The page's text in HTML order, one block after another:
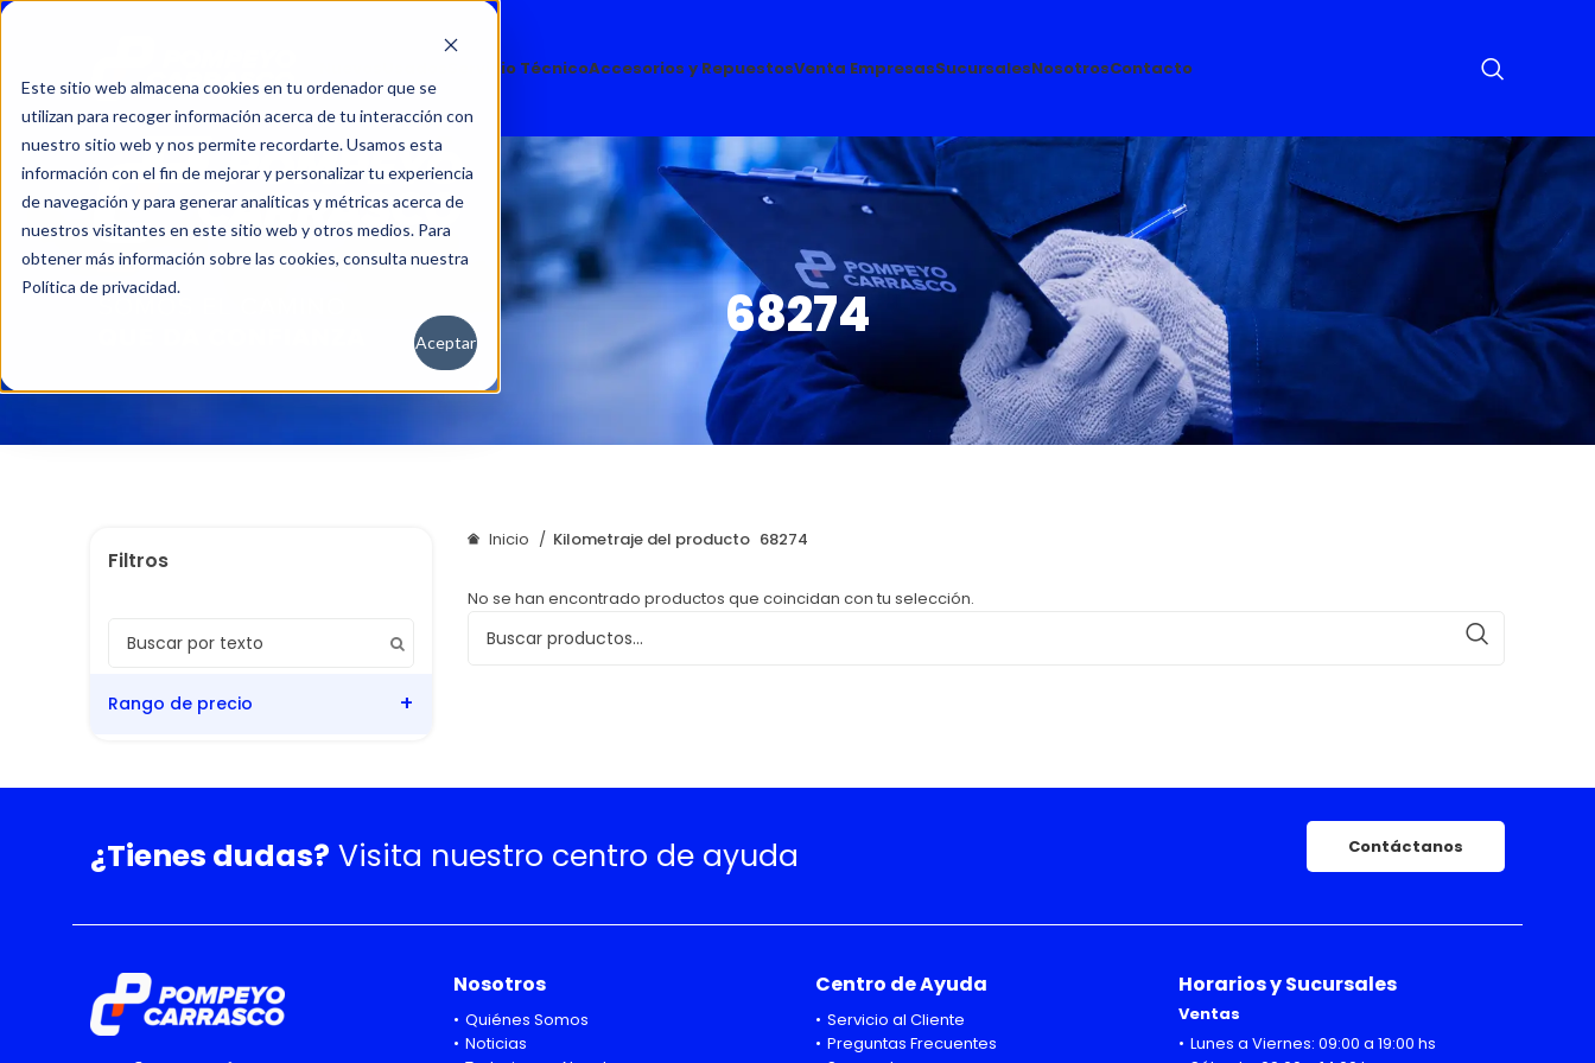
Este sitio web almacena cookies en tu ordenador que se
utilizan para recoger información acerca de tu interacción con
nuestro sitio web y nos permite recordarte. Usamos esta
información con el fin de mejorar y personalizar tu experiencia
de navegación y para generar analíticas y métricas acerca de
nuestros visitantes en este sitio web y otros medios. Para
obtener más información sobre las cookies, consulta nuestra
Política de privacidad.
Aceptar
Servicio TécnicoAccesorios y RepuestosVenta EmpresasSucursalesNosotrosContacto
68274
Rango de precio
Inicio Kilometraje del producto 68274
No se han encontrado productos que coincidan con tu selección.
¿Tienes dudas? Visita nuestro centro de ayuda Contáctanos
Nosotros
Quiénes Somos
Noticias
Centro de Ayuda
Servicio al Cliente
Preguntas Frecuentes
Horarios y Sucursales
Ventas
Lunes a Viernes: 09:00 a 19:00 hs